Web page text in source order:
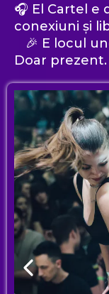
🎧 El Cartel e
conexiuni și
🎉 E locul
Doar prezent.